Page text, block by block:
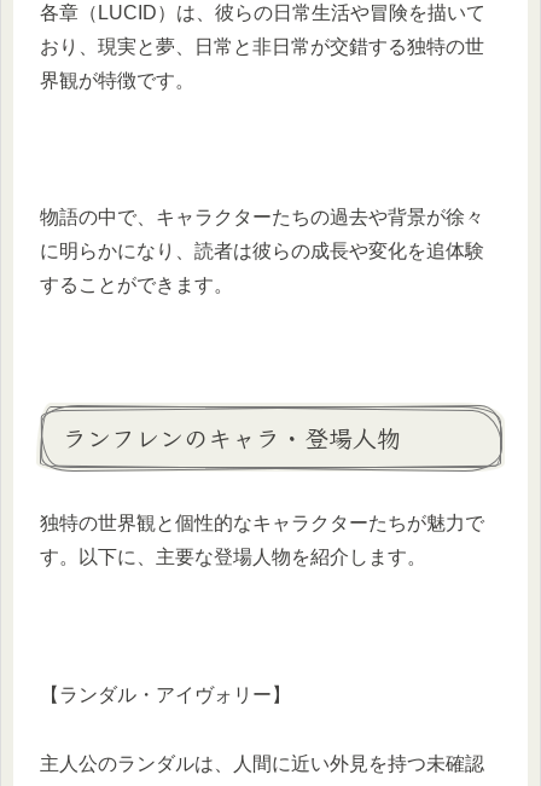
​各章（LUCID）は、彼らの日常生活や冒険を描いて
おり、現実と夢、日常と非日常が交錯する独特の世
界観が特徴です。​
物語の中で、キャラクターたちの過去や背景が徐々
に明らかになり、読者は彼らの成長や変化を追体験
することができます。 ​
ランフレンのキャラ・登場人物
独特の世界観と個性的なキャラクターたちが魅力で
す。以下に、主要な登場人物を紹介します。​
【ランダル・アイヴォリー】
主人公のランダルは、人間に近い外見を持つ未確認